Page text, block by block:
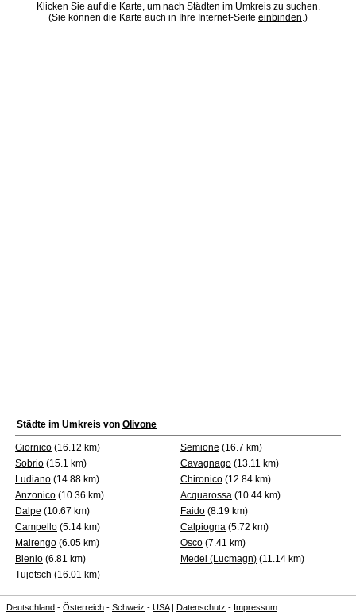
Klicken Sie auf die Karte, um nach Städten im Umkreis zu suchen.
(Sie können die Karte auch in Ihre Internet-Seite einbinden.)
Städte im Umkreis von Olivone
Giornico (16.12 km) Semione (16.7 km)
Sobrio (15.1 km) Cavagnago (13.11 km)
Ludiano (14.88 km) Chironico (12.84 km)
Anzonico (10.36 km) Acquarossa (10.44 km)
Dalpe (10.67 km) Faido (8.19 km)
Campello (5.14 km) Calpiogna (5.72 km)
Mairengo (6.05 km) Osco (7.41 km)
Blenio (6.81 km) Medel (Lucmagn) (11.14 km)
Tujetsch (16.01 km)
Deutschland - Österreich - Schweiz - USA| Datenschutz - Impressum